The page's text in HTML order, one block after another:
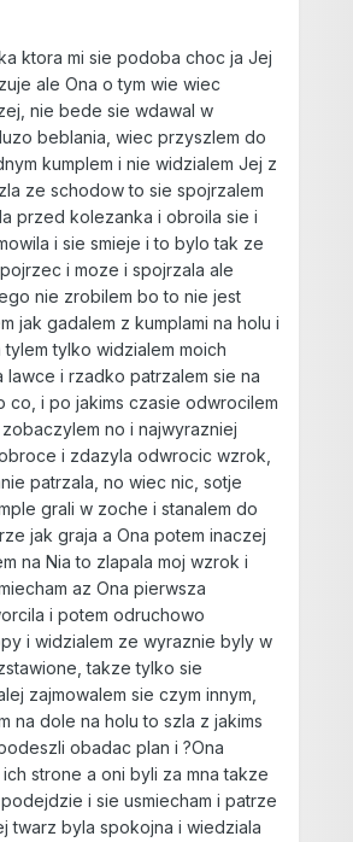
ktora mi sie podoba choc ja Jej
ale Ona o tym wie wiec
nie bede sie wdawal w
beblania, wiec przyszlem do
kumplem i nie widzialem Jej z
ze schodow to sie spojrzalem
przed kolezanka i obroila sie i
i sie smieje i to bylo tak ze
i moze i spojrzala ale
nie zrobilem bo to nie jest
jak gadalem z kumplami na holu i
tylko widzialem moich
lawce i rzadko patrzalem sie na
co, i po jakims czasie odwrocilem
no i najwyrazniej
i zdazyla odwrocic wzrok,
patrzala, no wiec nic, sotje
grali w zoche i stanalem do
jak graja a Ona potem inaczej
na Nia to zlapala moj wzrok i
az Ona pierwsza
i potem odruchowo
i widzialem ze wyraznie byly w
takze tylko sie
zajmowalem sie czym innym,
na dole na holu to szla z jakims
obadac plan i ?Ona
strone a oni byli za mna takze
i sie usmiecham i patrze
twarz byla spokojna i wiedziala